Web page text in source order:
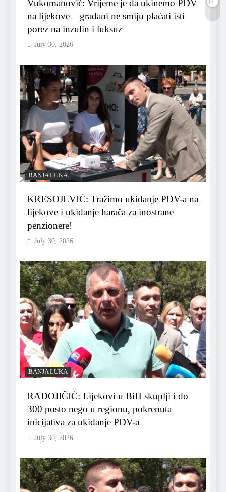
Vukomanović: Vrijeme je da ukinemo PDV
na lijekove – građani ne smiju plaćati isti
porez na inzulin i luksuz
July 30, 2026
BANJA LUKA
KRESOJEVIĆ: Tražimo ukidanje PDV-a na
lijekove i ukidanje harača za inostrane
penzionere!
July 30, 2026
BANJA LUKA
RADOJIČIĆ: Lijekovi u BiH skuplji i do
300 posto nego u regionu, pokrenuta
inicijativa za ukidanje PDV-a
July 30, 2026